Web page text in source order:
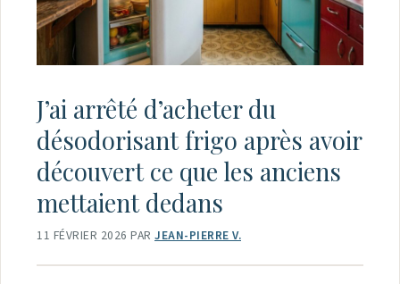
J’ai arrêté d’acheter du
désodorisant frigo après avoir
découvert ce que les anciens
mettaient dedans
11 FÉVRIER 2026 PAR JEAN-PIERRE V.